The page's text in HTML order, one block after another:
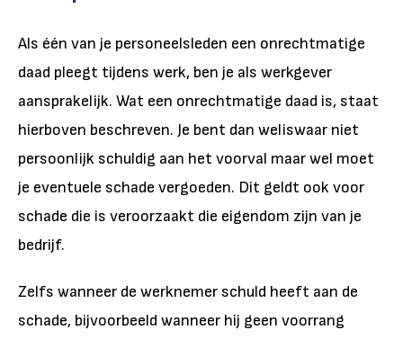
Als één van je personeelsleden een onrechtmatige
daad pleegt tijdens werk, ben je als werkgever
aansprakelijk. Wat een onrechtmatige daad is, staat
hierboven beschreven. Je bent dan weliswaar niet
persoonlijk schuldig aan het voorval maar wel moet
je eventuele schade vergoeden. Dit geldt ook voor
schade die is veroorzaakt die eigendom zijn van je
bedrijf.
Zelfs wanneer de werknemer schuld heeft aan de
schade, bijvoorbeeld wanneer hij geen voorrang